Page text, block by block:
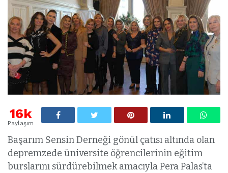
16k
Paylaşım
Başarım Sensin Derneği gönül çatısı altında olan
depremzede üniversite öğrencilerinin eğitim
burslarını sürdürebilmek amacıyla Pera Palas’ta